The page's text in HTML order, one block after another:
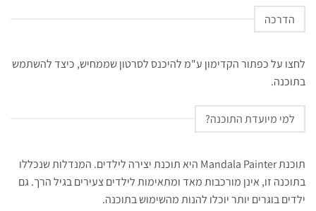
הדרכה
לחצו על כפתור הקדימון ע"מ להיכנס לסרטון שממחיש, כיצד להשתמש
בתוכנה.
למי מיועדת התוכנה?
תוכנת Mandala Painter היא תוכנת יצירה לילדים. המנדלות שנכללו
בתוכנה זו, אינן מורכבות מאד ומתאימות לילדים צעירים בגיל הרך. גם
ילדים בוגרים יותר יוכלו להנות מהשימוש בתוכנה.